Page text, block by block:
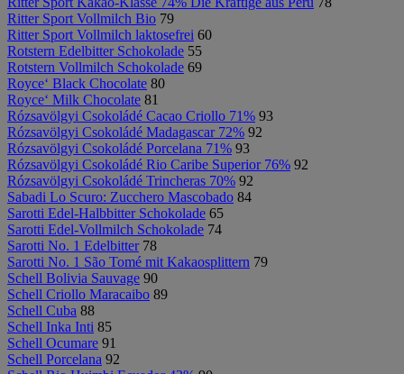
Ritter Sport Vollmilch Bio 79
Ritter Sport Vollmilch laktosefrei 60
Rotstern Edelbitter Schokolade 55
Rotstern Vollmilch Schokolade 69
Royce‘ Black Chocolate 80
Royce‘ Milk Chocolate 81
Rózsavölgyi Csokoládé Cacao Criollo 71% 93
Rózsavölgyi Csokoládé Madagascar 72% 92
Rózsavölgyi Csokoládé Porcelana 71% 93
Rózsavölgyi Csokoládé Rio Caribe Superior 76% 92
Rózsavölgyi Csokoládé Trincheras 70% 92
Sabadi Lo Scuro: Zucchero Mascobado 84
Sarotti Edel-Halbbitter Schokolade 65
Sarotti Edel-Vollmilch Schokolade 74
Sarotti No. 1 Edelbitter 78
Sarotti No. 1 São Tomé mit Kakaosplittern 79
Schell Bolivia Sauvage 90
Schell Criollo Maracaibo 89
Schell Cuba 88
Schell Inka Inti 85
Schell Ocumare 91
Schell Porcelana 92